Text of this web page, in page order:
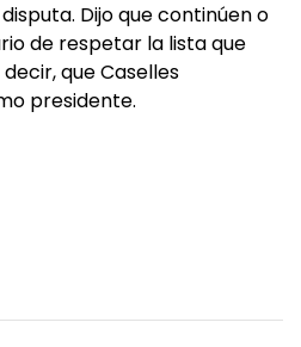
Dijo que continúen o
de respetar la lista que
que Caselles
presidente.